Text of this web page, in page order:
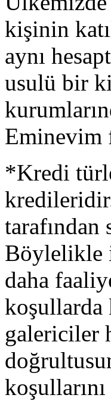
kişinin
aynı
usulü bir
Eminevim
*Kredi
Böylelikle
daha
koşullarda
galericiler